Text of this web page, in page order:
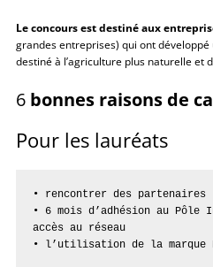
Le concours est destiné aux
grandes entreprises) qui ont
destiné à l’agriculture plus naturelle et
6 bonnes raisons de
Pour les lauréats
• rencontrer des partenaires
• 6 mois d’adhésion au Pôle
accès au réseau
• l’utilisation de la marque